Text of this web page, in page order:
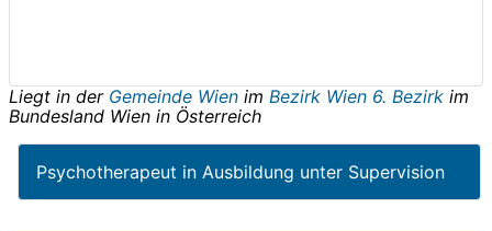
Liegt in der Gemeinde Wien im Bezirk Wien 6. Bezirk im
Bundesland Wien in Österreich
Psychotherapeut in Ausbildung unter Supervision